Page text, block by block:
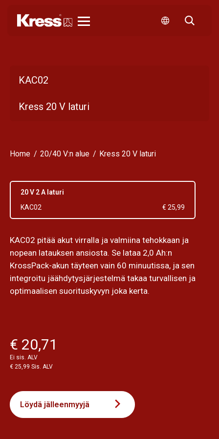
KAC02
Kress 20 V laturi
Home 20/40 V:n alue Kress 20 V laturi
20 V 2 A laturi
KAC02
€ 25,99
KAC02 pitää akut virralla ja valmiina tehokkaan ja
nopean latauksen ansiosta. Se lataa 2,0 Ah:n
KrossPack-akun täyteen vain 60 minuutissa, ja sen
integroitu jäähdytysjärjestelmä takaa turvallisen ja
optimaalisen suorituskyvyn joka kerta.
€ 20,71
Ei sis. ALV
€ 25,99 Sis. ALV
Löydä jälleenmyyjä